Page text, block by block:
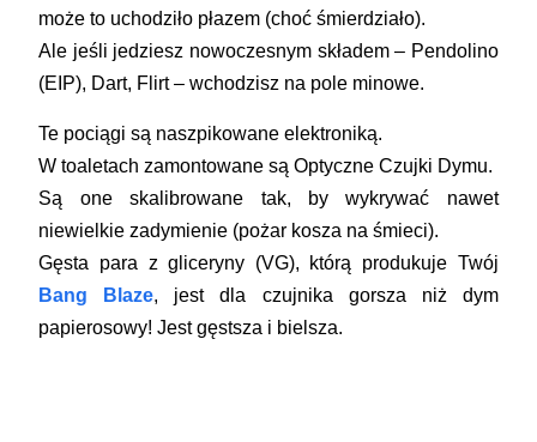
może to uchodziło płazem (choć śmierdziało).
Ale jeśli jedziesz nowoczesnym składem – Pendolino
(EIP), Dart, Flirt– wchodzisz na pole minowe.
Te pociągi są naszpikowane elektroniką.
W toaletach zamontowane sąOptyczne Czujki Dymu.
Są one skalibrowane tak, by wykrywać nawet
niewielkie zadymienie (pożar kosza na śmieci).
Gęsta para z gliceryny (VG), którą produkuje Twój
Bang Blaze, jest dla czujnika gorsza niż dym
papierosowy! Jest gęstsza i bielsza.